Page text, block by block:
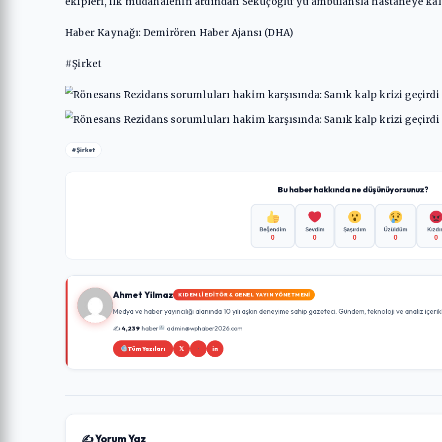
Haber Kaynağı: Demirören Haber Ajansı (DHA)
#Şirket
#Şirket
Bu haber hakkında ne düşünüyorsunuz?
Beğendim
0
Sevdim
0
Şaşırdım
0
Üzüldüm
0 0
Ahmet Yilmaz KIDEMLI EDITÖR & GENEL YAYIN YÖNETMENI
Medya ve haber yayıncılığı alanında 10 yılı aşkın deneyime sahip gazeteci. Gündem, teknoloji ve analiz
✍️4,239 haber admin@wphaber2026.com
Tüm Yazıları 𝕏 in
✍️ Yorum Yaz